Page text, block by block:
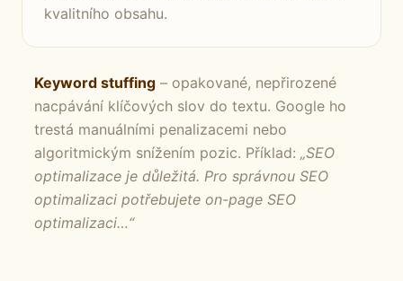
kvalitního obsahu.
Keyword stuffing – opakované, nepřirozené
nacpávání klíčových slov do textu. Google ho
trestá manuálními penalizacemi nebo
algoritmickým snížením pozic. Příklad: „SEO
optimalizace je důležitá. Pro správnou SEO
optimalizaci potřebujete on-page SEO
optimalizaci…“